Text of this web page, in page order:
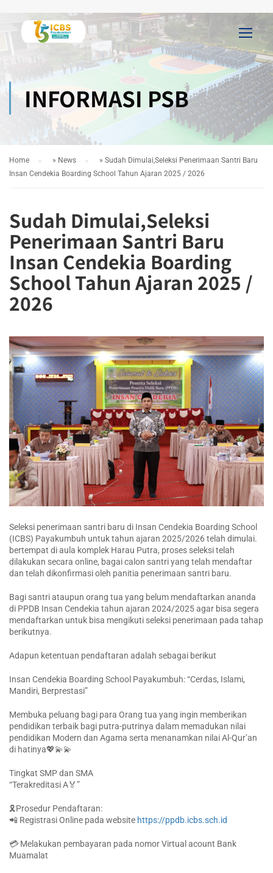
INFORMASI PSB
Home » News » Sudah Dimulai,Seleksi Penerimaan Santri Baru
Insan Cendekia Boarding School Tahun Ajaran 2025 / 2026
Sudah Dimulai,Seleksi
Penerimaan Santri Baru
Insan Cendekia Boarding
School Tahun Ajaran 2025 /
2026
Seleksi penerimaan santri baru di Insan Cendekia Boarding School
(ICBS) Payakumbuh untuk tahun ajaran 2025/2026 telah dimulai.
bertempat di aula komplek Harau Putra, proses seleksi telah
dilakukan secara online, bagai calon santri yang telah mendaftar
dan telah dikonfirmasi oleh panitia penerimaan santri baru.
Bagi santri ataupun orang tua yang belum mendaftarkan ananda
di PPDB Insan Cendekia tahun ajaran 2024/2025 agar bisa segera
mendaftarkan untuk bisa mengikuti seleksi penerimaan pada tahap
berikutnya.
Adapun ketentuan pendaftaran adalah sebagai berikut
Insan Cendekia Boarding School Payakumbuh: “Cerdas, Islami,
Mandiri, Berprestasi”
Membuka peluang bagi para Orang tua yang ingin memberikan
pendidikan terbaik bagi putra-putrinya dalam memadukan nilai
pendidikan Modern dan Agama serta menanamkan nilai Al-Qur’an
di hatinya💖💫💫
Tingkat SMP dan SMA
“Terakreditasi A🏅”
🎗️Prosedur Pendaftaran:
📲 Registrasi Online pada website https://ppdb.icbs.sch.id
💳 Melakukan pembayaran pada nomor Virtual acount Bank
Muamalat